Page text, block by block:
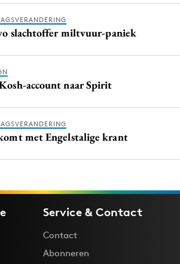
slachtoffer miltvuur-paniek
account naar Spirit
met Engelstalige krant
Service & Contact
Contact
Abonneren